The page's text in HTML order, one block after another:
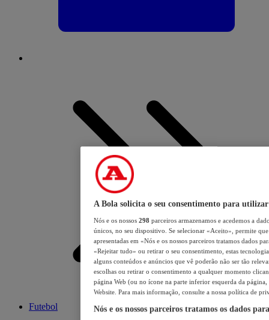
Futebol
A Bola solicita o seu consentimento para utilizar
Nós e os nossos 298 parceiros armazenamos e acedemos a
únicos, no seu dispositivo. Se selecionar «Aceito», permite
apresentadas em «Nós e os nossos parceiros tratamos dados
«Rejeitar tudo» ou retirar o seu consentimento, estas
alguns conteúdos e anúncios que vê poderão não ser tão
escolhas ou retirar o consentimento a qualquer momento
página Web (ou no ícone na parte inferior esquerda da página,
Website. Para mais informação, consulte a nossa política de
Nós e os nossos parceiros tratamos os dados